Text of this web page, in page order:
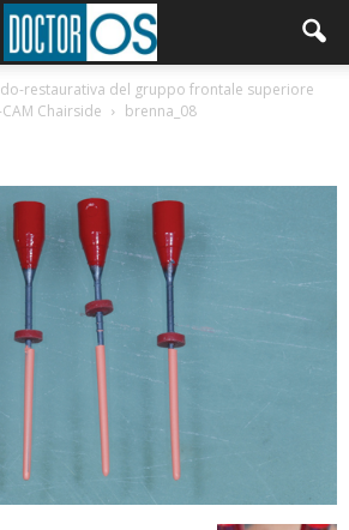
restaurativa del gruppo frontale superiore
Chairside
brenna_08